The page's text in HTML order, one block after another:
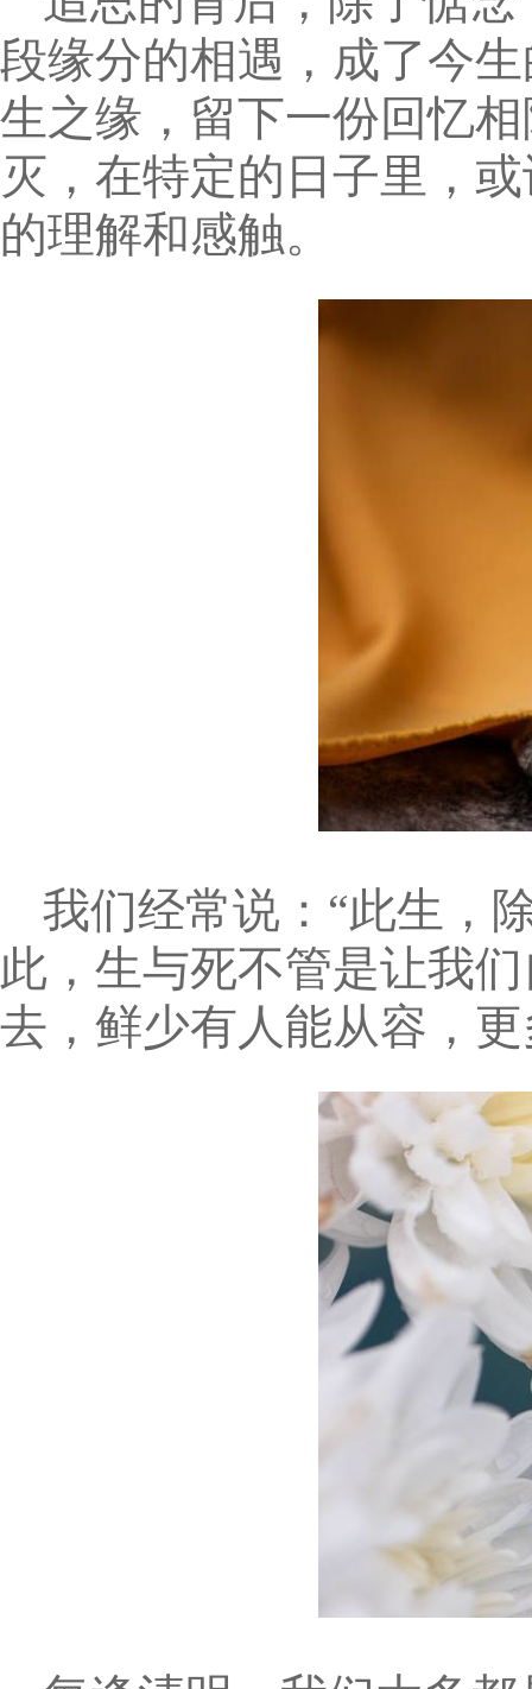
段缘分的相遇，成了今
生之缘，留下一份回忆
灭，在特定的日子里，
的理解和感触。
我们经常说：“此生，
此，生与死不管是让我
去，鲜少有人能从容，